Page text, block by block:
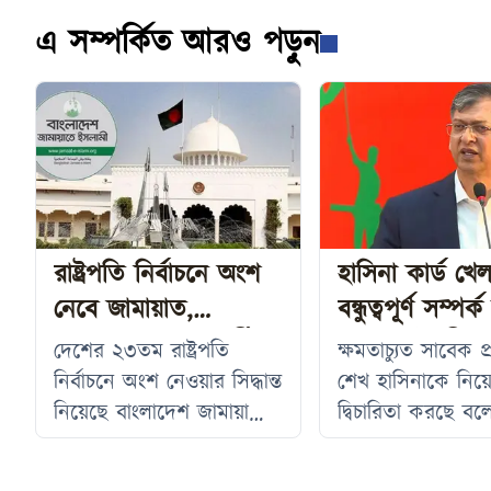
এ সম্পর্কিত আরও পড়ুন
রাষ্ট্রপতি নির্বাচনে অংশ
নেবে জামায়াত,
আলোচনায় তিন প্রার্থী
দেশের ২৩তম রাষ্ট্রপতি
নির্বাচনে অংশ নেওয়ার সিদ্ধান্ত
নিয়েছে বাংলাদেশ জামায়াতে
ইসলামী। তবে রাষ্ট্রপতি পদে
হাসিনা কার্ড
বন্ধুত্বপূর্ণ
নয়: স্বরাষ্ট্রমন্ত্রী
ক্ষমতাচ্যুত সাবেক
শেখ হাসিনাকে
দ্বিচারিতা করছে
অভিযোগ করেছেন